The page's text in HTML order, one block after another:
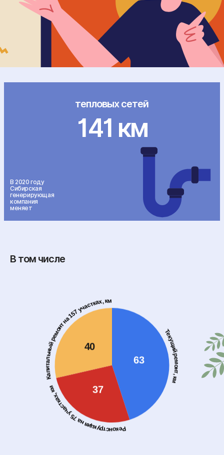
В 2020 году
Сибирская
генерирующая
компания
меняет
тепловых сетей
141 км
В том числе